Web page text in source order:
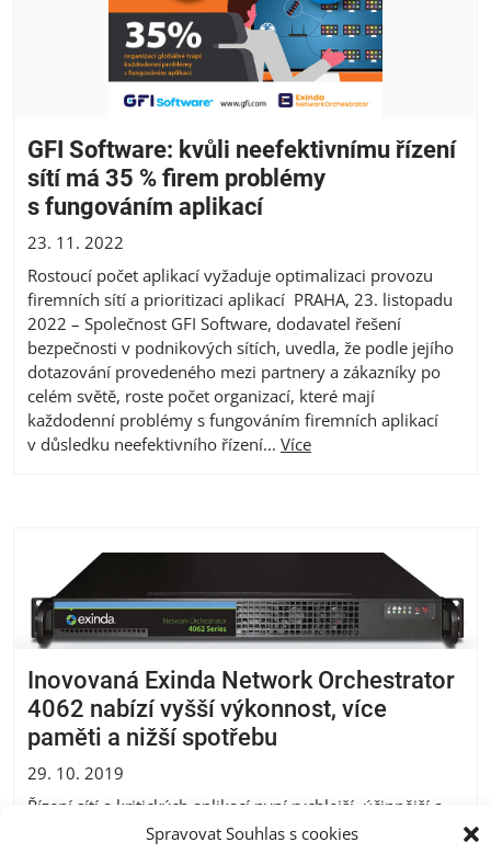
Spravovat Souhlas s cookies
GFI Software: kvůli neefektivnímu řízení
sítí má 35 % firem problémy
s fungováním aplikací
23. 11. 2022
Rostoucí počet aplikací vyžaduje optimalizaci provozu
firemních sítí a prioritizaci aplikací PRAHA, 23. listopadu
2022 – Společnost GFI Software, dodavatel řešení
bezpečnosti v podnikových sítích, uvedla, že podle jejího
dotazování provedeného mezi partnery a zákazníky po
celém světě, roste počet organizací, které mají
každodenní problémy s fungováním firemních aplikací
v důsledku neefektivního řízení... Více
Inovovaná Exinda Network Orchestrator
4062 nabízí vyšší výkonnost, více
paměti a nižší spotřebu
29. 10. 2019
Řízení sítí a kritických aplikací nyní rychlejší, účinnější a
spolehlivější PRAHA, 29. října 2019 – Společnost GFI